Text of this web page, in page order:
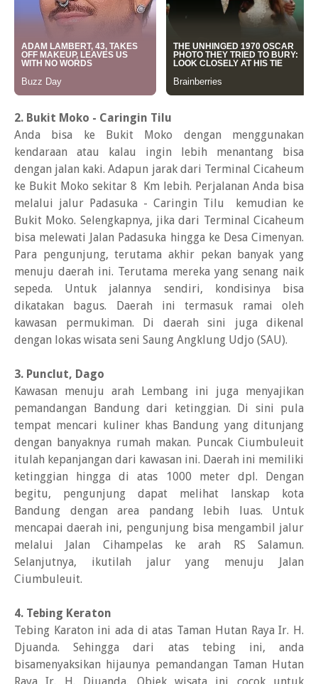
2. Bukit Moko - Caringin Tilu
Anda bisa ke Bukit Moko dengan menggunakan
kendaraan atau kalau ingin lebih menantang bisa
dengan jalan kaki. Adapun jarak dari Terminal Cicaheum
ke Bukit Moko sekitar 8 Km lebih. Perjalanan Anda bisa
melalui jalur Padasuka - Caringin Tilu kemudian ke
Bukit Moko. Selengkapnya, jika dari Terminal Cicaheum
bisa melewati Jalan Padasuka hingga ke Desa Cimenyan.
Para pengunjung, terutama akhir pekan banyak yang
menuju daerah ini. Terutama mereka yang senang naik
sepeda. Untuk jalannya sendiri, kondisinya bisa
dikatakan bagus. Daerah ini termasuk ramai oleh
kawasan permukiman. Di daerah sini juga dikenal
dengan lokas wisata seni Saung Angklung Udjo (SAU).
3. Punclut, Dago
Kawasan menuju arah Lembang ini juga menyajikan
pemandangan Bandung dari ketinggian. Di sini pula
tempat mencari kuliner khas Bandung yang ditunjang
dengan banyaknya rumah makan. Puncak Ciumbuleuit
itulah kepanjangan dari kawasan ini. Daerah ini memiliki
ketinggian hingga di atas 1000 meter dpl. Dengan
begitu, pengunjung dapat melihat lanskap kota
Bandung dengan area pandang lebih luas. Untuk
mencapai daerah ini, pengunjung bisa mengambil jalur
melalui Jalan Cihampelas ke arah RS Salamun.
Selanjutnya, ikutilah jalur yang menuju Jalan
Ciumbuleuit.
4. Tebing Keraton
Tebing Karaton ini ada di atas Taman Hutan Raya Ir. H.
Djuanda. Sehingga dari atas tebing ini, anda
bisamenyaksikan hijaunya pemandangan Taman Hutan